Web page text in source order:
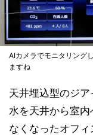
AIカメラでモニタリング
ますね
天井埋込型のジ
水を天井から室
なくなったオフ